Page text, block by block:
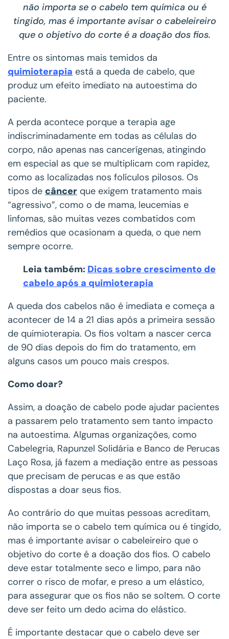
não importa se o cabelo tem química ou é
tingido, mas é importante avisar o cabeleireiro
que o objetivo do corte é a doação dos fios.
Entre os sintomas mais temidos da
quimioterapia está a queda de cabelo, que
produz um efeito imediato na autoestima do
paciente.
A perda acontece porque a terapia age
indiscriminadamente em todas as células do
corpo, não apenas nas cancerígenas, atingindo
em especial as que se multiplicam com rapidez,
como as localizadas nos folículos pilosos. Os
tipos de câncer que exigem tratamento mais
“agressivo”, como o de mama, leucemias e
linfomas, são muitas vezes combatidos com
remédios que ocasionam a queda, o que nem
sempre ocorre.
Leia também: Dicas sobre crescimento de
cabelo após a quimioterapia
A queda dos cabelos não é imediata e começa a
acontecer de 14 a 21 dias após a primeira sessão
de quimioterapia. Os fios voltam a nascer cerca
de 90 dias depois do fim do tratamento, em
alguns casos um pouco mais crespos.
Como doar?
Assim, a doação de cabelo pode ajudar pacientes
a passarem pelo tratamento sem tanto impacto
na autoestima. Algumas organizações, como
Cabelegria, Rapunzel Solidária e Banco de Perucas
Laço Rosa, já fazem a mediação entre as pessoas
que precisam de perucas e as que estão
dispostas a doar seus fios.
Ao contrário do que muitas pessoas acreditam,
não importa se o cabelo tem química ou é tingido,
mas é importante avisar o cabeleireiro que o
objetivo do corte é a doação dos fios. O cabelo
deve estar totalmente seco e limpo, para não
correr o risco de mofar, e preso a um elástico,
para assegurar que os fios não se soltem. O corte
deve ser feito um dedo acima do elástico.
É importante destacar que o cabelo deve ser